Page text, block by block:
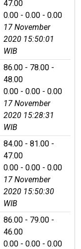
47.00
0.00 - 0.00 - 0.00
17 November
2020 15:50:01
WIB
86.00 - 78.00 -
48.00
0.00 - 0.00 - 0.00
17 November
2020 15:28:31
WIB
84.00 - 81.00 -
47.00
0.00 - 0.00 - 0.00
17 November
2020 15:50:30
WIB
86.00 - 79.00 -
46.00
0.00 - 0.00 - 0.00